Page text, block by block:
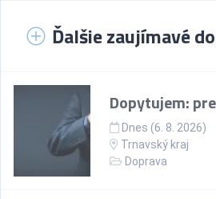
Ďalšie zaujímavé
Dopytujem:
Dnes (6. 8. 2026)
Trnavský kraj
Doprava